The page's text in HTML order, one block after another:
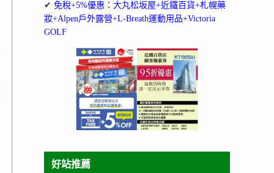
✔ 免稅+5%優惠：大丸松坂屋+近鐵百貨+札幌藥
妝+Alpen戶外露營+L-Breath運動用品+Victoria
GOLF
好站推薦